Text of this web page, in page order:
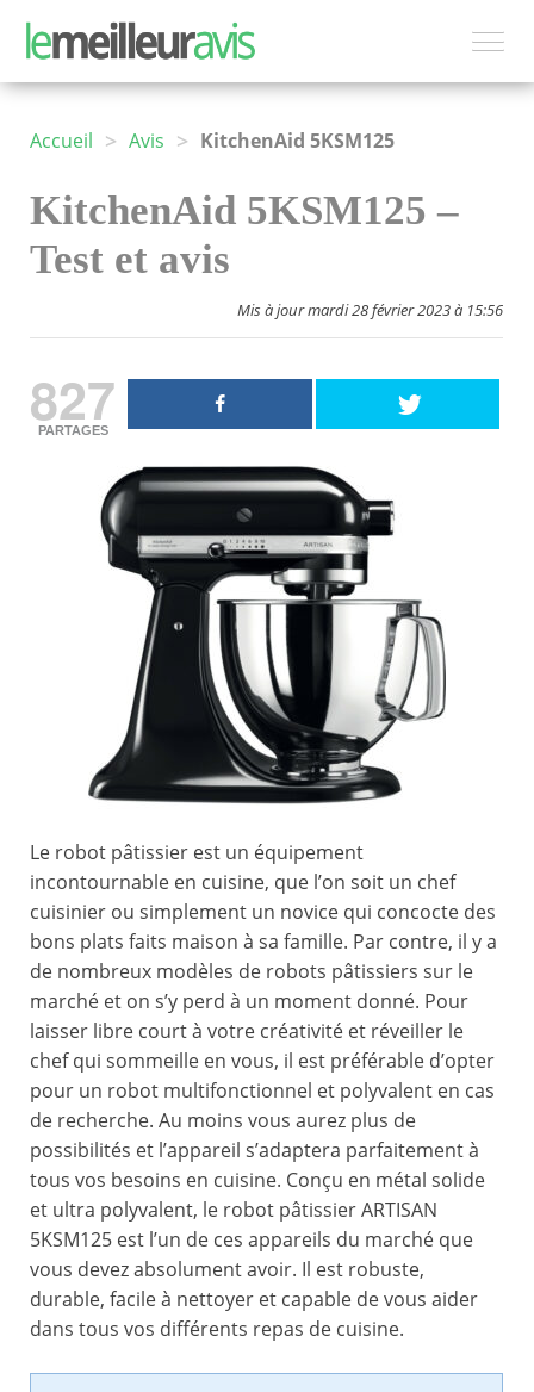
Accueil > Avis > KitchenAid 5KSM125
KitchenAid 5KSM125 –
Test et avis
Mis à jour mardi 28 février 2023 à 15:56
827
PARTAGES
Le robot pâtissier est un équipement
incontournable en cuisine, que l’on soit un chef
cuisinier ou simplement un novice qui concocte des
bons plats faits maison à sa famille. Par contre, il y a
de nombreux modèles de robots pâtissiers sur le
marché et on s’y perd à un moment donné. Pour
laisser libre court à votre créativité et réveiller le
chef qui sommeille en vous, il est préférable d’opter
pour un robot multifonctionnel et polyvalent en cas
de recherche. Au moins vous aurez plus de
possibilités et l’appareil s’adaptera parfaitement à
tous vos besoins en cuisine. Conçu en métal solide
et ultra polyvalent, le robot pâtissier ARTISAN
5KSM125 est l’un de ces appareils du marché que
vous devez absolument avoir. Il est robuste,
durable, facile à nettoyer et capable de vous aider
dans tous vos différents repas de cuisine.